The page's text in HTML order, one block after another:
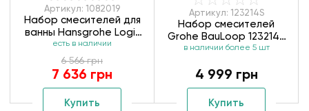
Артикул: 1082019
Набор смесителей для
ванны Hansgrohe Logis
1082019
есть в наличии
6 566 грн
7 636 грн
Купить
Артикул: 123214S
Набор смесителей
Grohe BauLoop 123214S
(118105)
в наличии более 5 шт
4 999 грн
Купить